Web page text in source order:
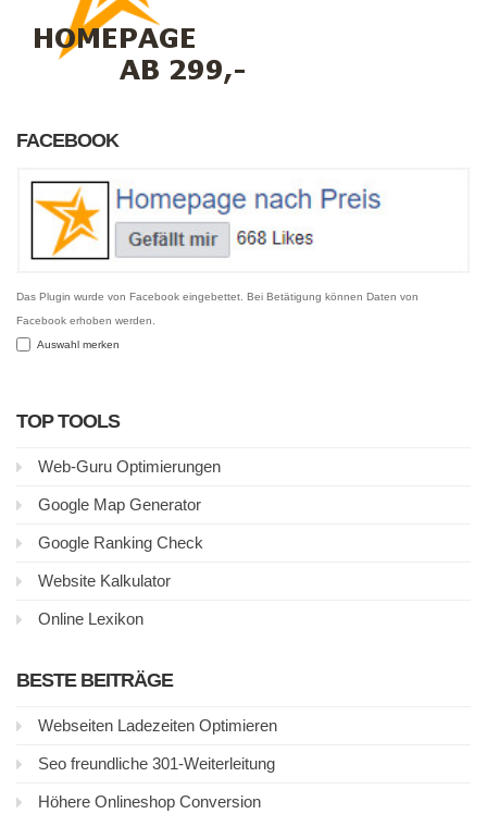
FACEBOOK
Das Plugin wurde von Facebook eingebettet. Bei Betätigung können Daten von
Facebook erhoben werden.
Auswahl merken
TOP TOOLS
Web-Guru Optimierungen
Google Map Generator
Google Ranking Check
Website Kalkulator
Online Lexikon
BESTE BEITRÄGE
Webseiten Ladezeiten Optimieren
Seo freundliche 301-Weiterleitung
Höhere Onlineshop Conversion